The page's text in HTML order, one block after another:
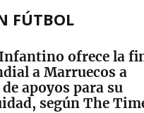
FÚTBOL
ofrece la
a Marruecos a
apoyos para su
según The